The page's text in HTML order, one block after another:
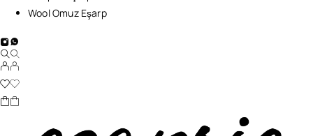
Wool Omuz Eşarp